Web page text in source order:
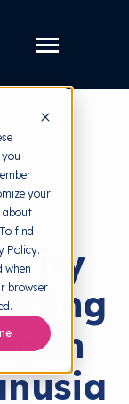
your
about
find
Policy.
when
browser
Toggle